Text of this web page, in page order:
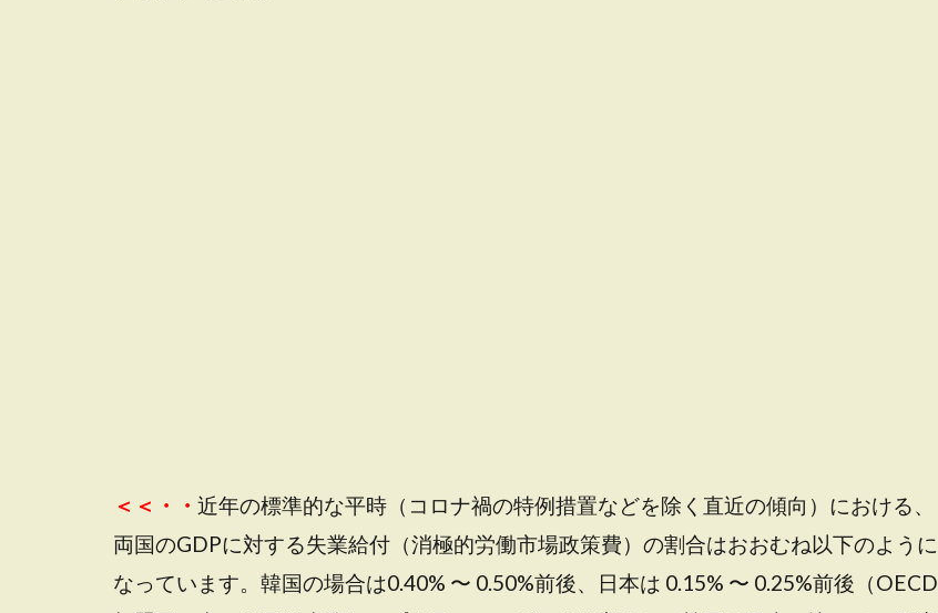
＜＜・・ 近年の標準的な平時（コロナ禍の特例措置などを除く直近の傾向）における、
両国のGDPに対する失業給付（消極的労働市場政策費）の割合はおおむね以下のように
なっています。韓国の場合は0.40% 〜 0.50%前後、日本は 0.15% 〜 0.25%前後（OECD